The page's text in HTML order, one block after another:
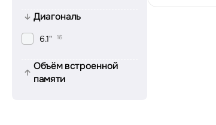
Диагональ
6.1" 16
Объём встроенной
памяти